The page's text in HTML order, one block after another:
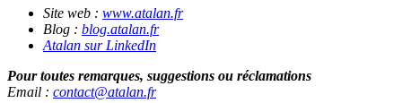
Site web : www.atalan.fr
Blog : blog.atalan.fr
Atalan sur LinkedIn
Pour toutes remarques, suggestions ou réclamations
Email : contact@atalan.fr